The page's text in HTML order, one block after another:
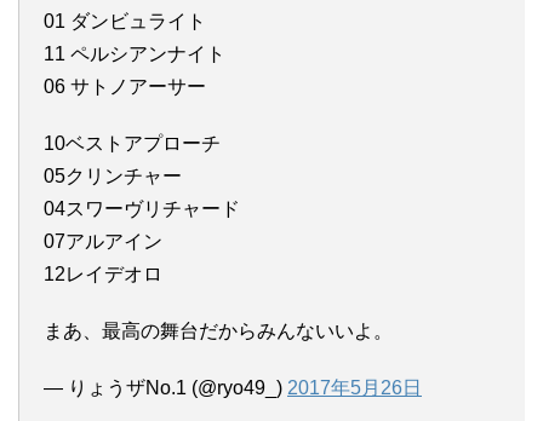
01 ダンビュライト
11 ペルシアンナイト
06 サトノアーサー
10ベストアプローチ
05クリンチャー
04スワーヴリチャード
07アルアイン
12レイデオロ
まあ、最高の舞台だからみんないいよ。
— りょうザNo.1 (@ryo49_) 2017年5月26日